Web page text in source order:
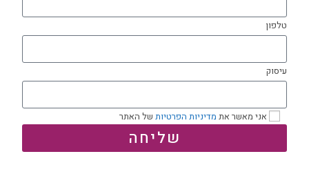
טלפון
עיסוק
אני מאשר את מדיניות הפרטיות של האתר
שליחה